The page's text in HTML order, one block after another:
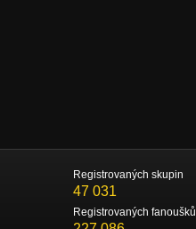
Registrovaných skupin
47 031
Registrovaných fanoušků